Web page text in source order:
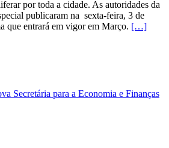
por toda a cidade. As autoridades da
publicaram na sexta-feira, 3 de
que entrará em vigor em Março. […]
Secretária para a Economia e Finanças